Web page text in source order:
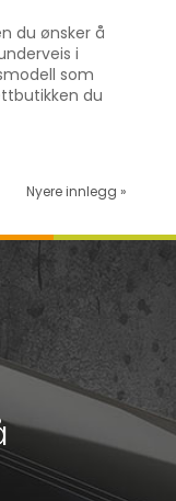
du ønsker å
i
som
du
Nyere innlegg »